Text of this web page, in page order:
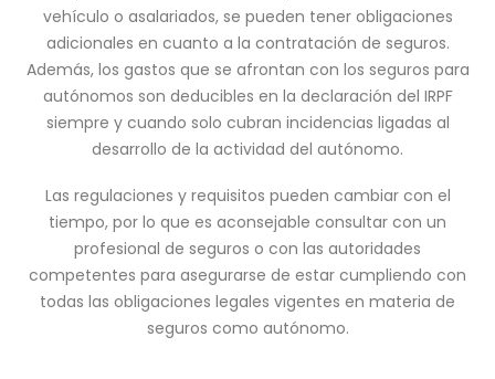
vehículo o asalariados, se pueden tener obligaciones
adicionales en cuanto a la contratación de seguros.
Además, los gastos que se afrontan con los seguros para
autónomos son deducibles en la declaración del IRPF
siempre y cuando solo cubran incidencias ligadas al
desarrollo de la actividad del autónomo.
Las regulaciones y requisitos pueden cambiar con el
tiempo, por lo que es aconsejable consultar con un
profesional de seguros o con las autoridades
competentes para asegurarse de estar cumpliendo con
todas las obligaciones legales vigentes en materia de
seguros como autónomo.